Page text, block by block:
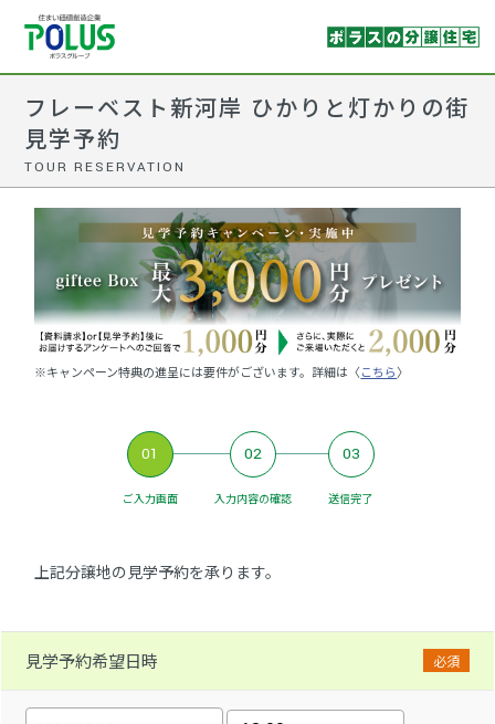
フレーベスト新河岸 ひかりと灯かりの街
見学予約
TOUR RESERVATION
※キャンペーン特典の進呈には要件がございます。詳細は〈こちら〉
01
ご入力画面
02
入力内容の確認
03
送信完了
上記分譲地の見学予約を承ります。
見学予約希望日時 必須